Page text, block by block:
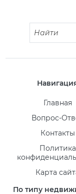
Главная
Вопрос-
Контакты
Политика
Карта
По типу